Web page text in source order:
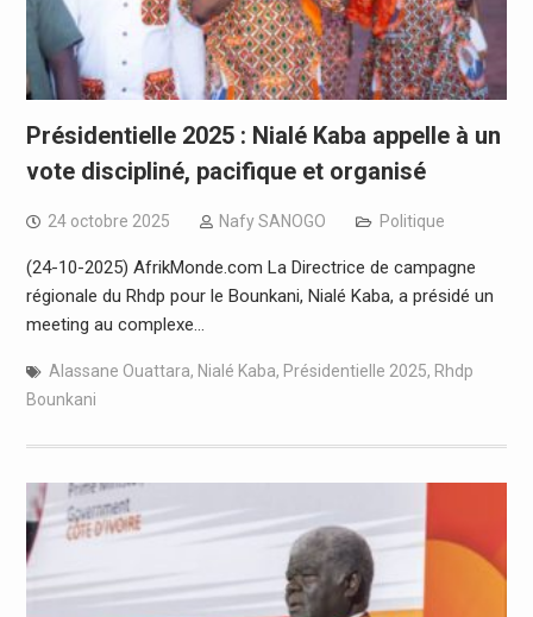
Présidentielle 2025 : Nialé Kaba appelle à un
vote discipliné, pacifique et organisé
24 octobre 2025 Nafy SANOGO Politique
(24-10-2025) AfrikMonde.com La Directrice de campagne
régionale du Rhdp pour le Bounkani, Nialé Kaba, a présidé un
meeting au complexe…
Alassane Ouattara, Nialé Kaba, Présidentielle 2025, Rhdp
Bounkani